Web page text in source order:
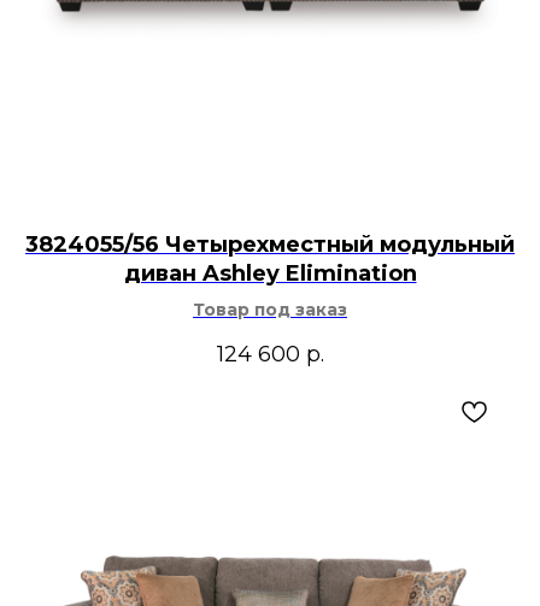
3824055/56 Четырехместный модульный
диван Ashley Elimination
Товар под заказ
124 600 р.